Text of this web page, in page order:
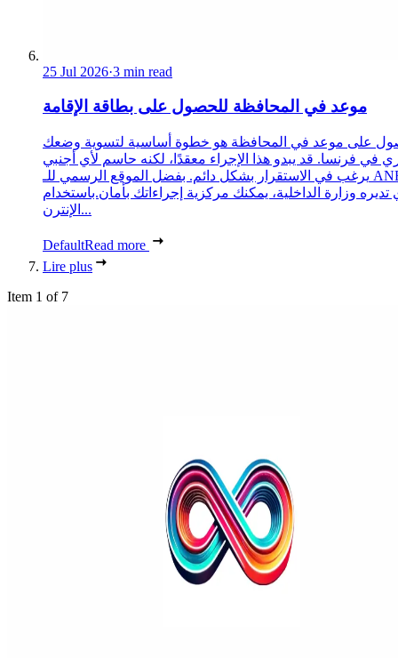
25 Jul 2026·3 min read
موعد في المحافظة للحصول على بطاقة الإقامة
على موعد في المحافظة هو خطوة أساسية لتسوية وضعك
في فرنسا. قد يبدو هذا الإجراء معقدًا، لكنه حاسم لأي أجنبي
يرغب في الاستقرار بشكل دائم. بفضل الموقع الرسمي للـ ANEF،
تديره وزارة الداخلية، يمكنك مركزية إجراءاتك بأمان.باستخدام
الإنترن...
DefaultRead more
Lire plus
Item 1 of 7